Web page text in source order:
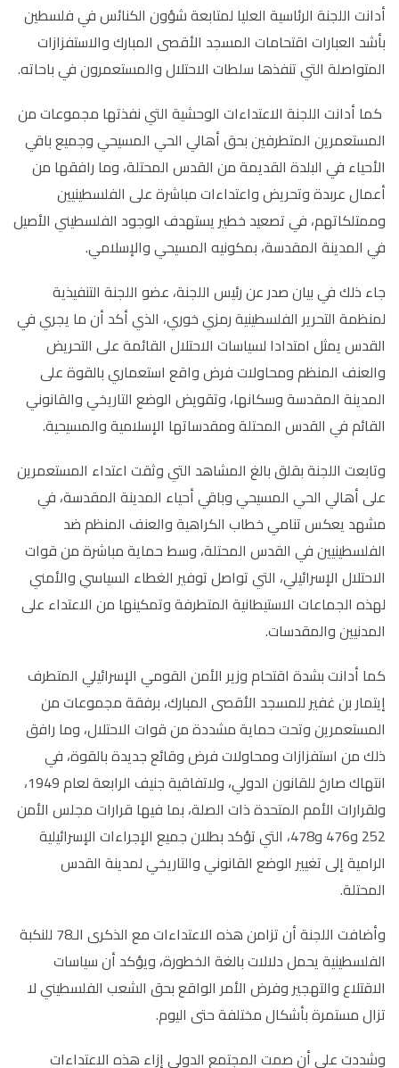
أدانت اللجنة الرئاسية العليا لمتابعة شؤون الكنائس في فلسطين
بأشد العبارات اقتحامات المسجد الأقصى المبارك والاستفزازات
المتواصلة التي تنفذها سلطات الاحتلال والمستعمرون في باحاته.
كما أدانت اللجنة الاعتداءات الوحشية التي نفذتها مجموعات من
المستعمرين المتطرفين بحق أهالي الحي المسيحي وجميع باقي
الأحياء في البلدة القديمة من القدس المحتلة، وما رافقها من
أعمال عربدة وتحريض واعتداءات مباشرة على الفلسطينيين
وممتلكاتهم، في تصعيد خطير يستهدف الوجود الفلسطيني الأصيل
في المدينة المقدسة، بمكونيه المسيحي والإسلامي.
جاء ذلك في بيان صدر عن رئيس اللجنة، عضو اللجنة التنفيذية
لمنظمة التحرير الفلسطينية رمزي خوري، الذي أكد أن ما يجري في
القدس يمثل امتدادا لسياسات الاحتلال القائمة على التحريض
والعنف المنظم ومحاولات فرض واقع استعماري بالقوة على
المدينة المقدسة وسكانها، وتقويض الوضع التاريخي والقانوني
القائم في القدس المحتلة ومقدساتها الإسلامية والمسيحية.
وتابعت اللجنة بقلق بالغ المشاهد التي وثقت اعتداء المستعمرين
على أهالي الحي المسيحي وباقي أحياء المدينة المقدسة، في
مشهد يعكس تنامي خطاب الكراهية والعنف المنظم ضد
الفلسطينيين في القدس المحتلة، وسط حماية مباشرة من قوات
الاحتلال الإسرائيلي، التي تواصل توفير الغطاء السياسي والأمني
لهذه الجماعات الاستيطانية المتطرفة وتمكينها من الاعتداء على
المدنيين والمقدسات.
كما أدانت بشدة اقتحام وزير الأمن القومي الإسرائيلي المتطرف
إيتمار بن غفير للمسجد الأقصى المبارك، برفقة مجموعات من
المستعمرين وتحت حماية مشددة من قوات الاحتلال، وما رافق
ذلك من استفزازات ومحاولات فرض وقائع جديدة بالقوة، في
انتهاك صارخ للقانون الدولي، ولاتفاقية جنيف الرابعة لعام 1949،
ولقرارات الأمم المتحدة ذات الصلة، بما فيها قرارات مجلس الأمن
252 و476 و478، التي تؤكد بطلان جميع الإجراءات الإسرائيلية
الرامية إلى تغيير الوضع القانوني والتاريخي لمدينة القدس
المحتلة.
وأضافت اللجنة أن تزامن هذه الاعتداءات مع الذكرى الـ78 للنكبة
الفلسطينية يحمل دلالات بالغة الخطورة، ويؤكد أن سياسات
الاقتلاع والتهجير وفرض الأمر الواقع بحق الشعب الفلسطيني لا
تزال مستمرة بأشكال مختلفة حتى اليوم.
وشددت على أن صمت المجتمع الدولي إزاء هذه الاعتداءات